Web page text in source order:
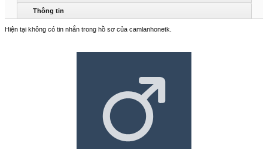
Thông tin
Hiện tại không có tin nhắn trong hồ sơ của camlanhonetk.